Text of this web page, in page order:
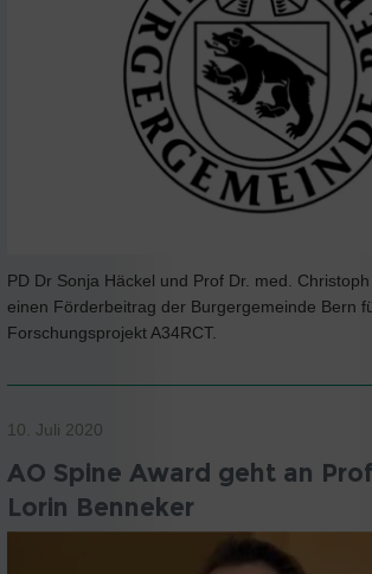
PD Dr Sonja Häckel und Prof Dr. med.
einen Förderbeitrag der Burgergemeinde Bern
Forschungsprojekt A34RCT.
10. Juli 2020
AO Spine Award geht an
Lorin Benneker